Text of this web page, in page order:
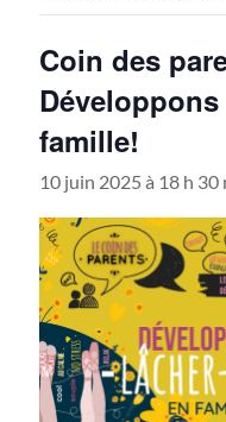
Coin des
famille!
10 juin 2025 à 18 h 30